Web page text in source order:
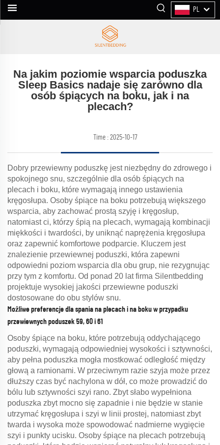
PL
Na jakim poziomie wsparcia poduszka
Sleep Basics nadaje się zarówno dla
osób śpiących na boku, jak i na
plecach?
Time : 2025-10-17
Dobry przewiewny poduszkę jest niezbędny do zdrowego i
spokojnego snu, szczególnie dla osób śpiących na
plecach i boku, które wymagają innego ustawienia
kręgosłupa. Osoby śpiące na boku potrzebują większego
wsparcia, aby zachować prostą szyję i kręgosłup,
natomiast ci, którzy śpią na plecach, wymagają kombinacji
miękkości i twardości, by uniknąć naprężenia kręgosłupa
oraz zapewnić komfortowe podparcie. Kluczem jest
znalezienie przewiewnej poduszki, która zapewni
odpowiedni poziom wsparcia dla obu grup, nie rezygnując
przy tym z komfortu. Od ponad 20 lat firma Silentbedding
projektuje wysokiej jakości przewiewne poduszki
dostosowane do obu stylów snu.
Możliwe preferencje dla spania na plecach i na boku w przypadku
przewiewnych poduszek 59, 60 i 61
Osoby śpiące na boku, które potrzebują oddychającego
poduszki, wymagają odpowiedniej wysokości i sztywności,
aby pełna poduszka mogła mostkować odległość między
głową a ramionami. W przeciwnym razie szyja może przez
dłuższy czas być nachylona w dół, co może prowadzić do
bólu lub sztywności szyi rano. Zbyt słabo wypełniona
poduszka zbyt mocno się zapadnie i nie będzie w stanie
utrzymać kręgosłupa i szyi w linii prostej, natomiast zbyt
twarda i wysoka może spowodować nadmierne wygięcie
szyi i punkty ucisku. Osoby śpiące na plecach potrzebują